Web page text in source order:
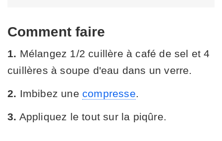
Comment faire
1. Mélangez 1/2 cuillère à café de sel et 4
cuillères à soupe d'eau dans un verre.
2. Imbibez une compresse
3. Appliquez le tout sur la piqûre.